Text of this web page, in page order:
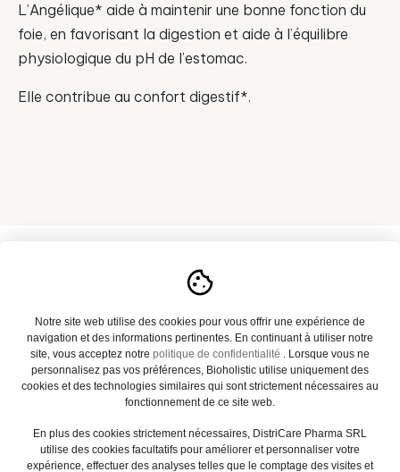
L’Angélique* aide à maintenir une bonne fonction du
foie, en favorisant la digestion et aide à l’équilibre
physiologique du pH de l’estomac.
Elle contribue au confort digestif*.
Notre catalogue
Actualités
FAQ
Notre site web utilise des cookies pour vous offrir une expérience de
navigation et des informations pertinentes. En continuant à utiliser notre
site, vous acceptez notre politique de confidentialité . Lorsque vous ne
personnalisez pas vos préférences, Bioholistic utilise uniquement des
cookies et des technologies similaires qui sont strictement nécessaires au
fonctionnement de ce site web.
En plus des cookies strictement nécessaires, DistriCare Pharma SRL
utilise des cookies facultatifs pour améliorer et personnaliser votre
expérience, effectuer des analyses telles que le comptage des visites et